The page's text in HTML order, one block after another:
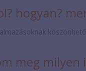
hogyan?
meg